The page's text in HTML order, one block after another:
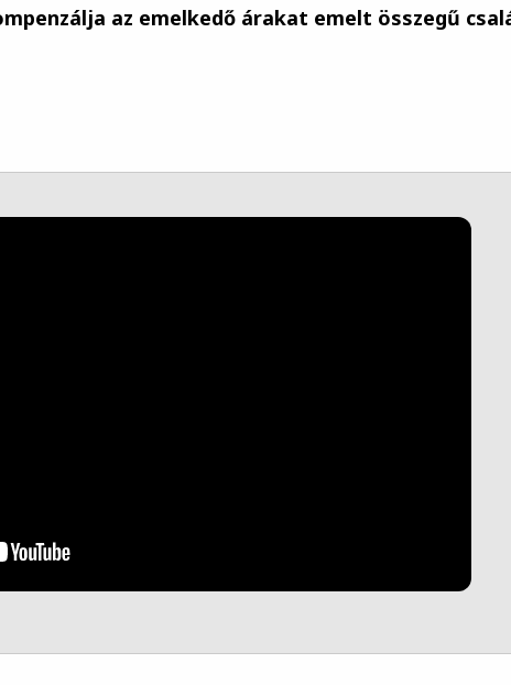
az emelkedő árakat emelt összegű